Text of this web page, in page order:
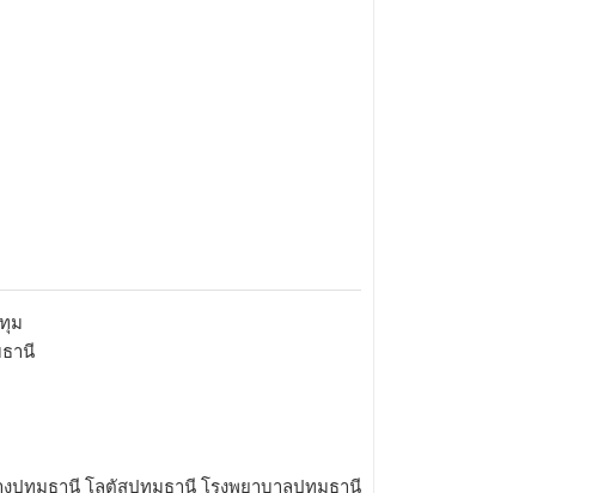
ม
านี
งปทุมธานี โลตัสปทุมธานี โรงพยาบาลปทุมธานี